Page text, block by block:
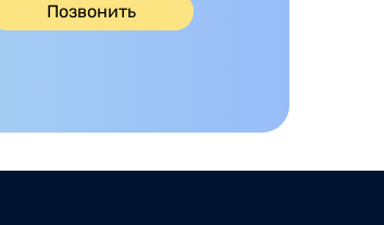
Позвонить